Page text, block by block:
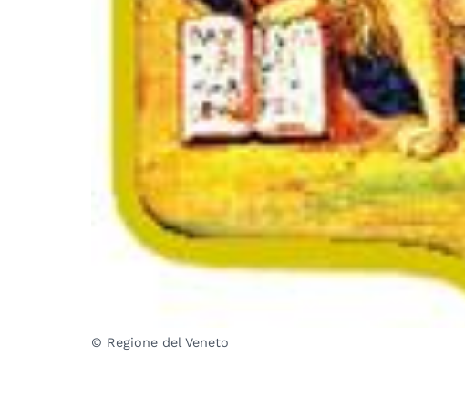
© Regione del Veneto